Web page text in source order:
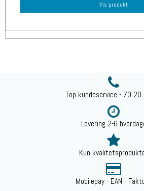
Vis produkt
Top kundeservice - 70
Levering 2-6
Kun
Mobilepay - EAN -